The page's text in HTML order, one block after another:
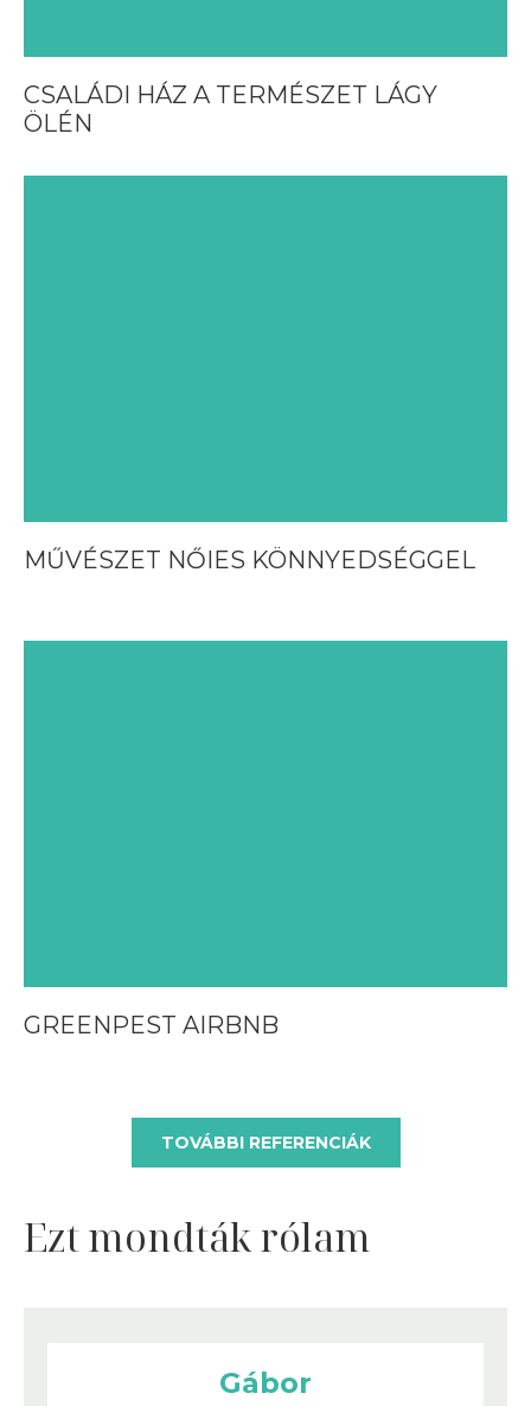
CSALÁDI HÁZ A TERMÉSZET LÁGY
ÖLÉN
MŰVÉSZET NŐIES KÖNNYEDSÉGGEL
GREENPEST AIRBNB
TOVÁBBI REFERENCIÁK
Ezt mondták rólam
Gábor